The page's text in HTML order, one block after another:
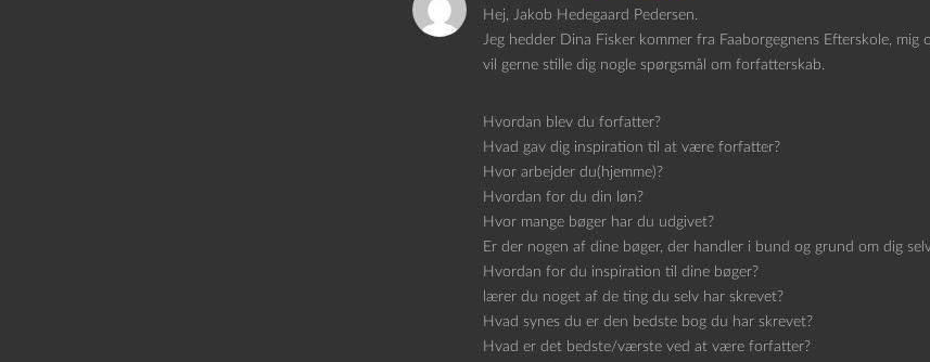
Hej, Jakob Hedegaard Pedersen.
Jeg hedder Dina Fisker kommer fra Faaborgegnens Efterskole,
vil gerne stille dig nogle spørgsmål om forfatterskab.
Hvordan blev du forfatter?
Hvad gav dig inspiration til at være forfatter?
Hvor arbejder du(hjemme)?
Hvordan for du din løn?
Hvor mange bøger har du udgivet?
Er der nogen af dine bøger, der handler i bund og grund om dig
Hvordan for du inspiration til dine bøger?
lærer du noget af de ting du selv har skrevet?
Hvad synes du er den bedste bog du har skrevet?
Hvad er det bedste/værste ved at være forfatter?